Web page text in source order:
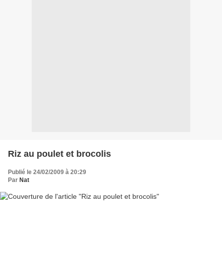
Riz au poulet et brocolis
Publié le 24/02/2009 à 20:29
Par Nat